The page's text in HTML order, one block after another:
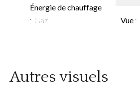
Énergie de chauffage
Gaz
Vue
Autres visuels